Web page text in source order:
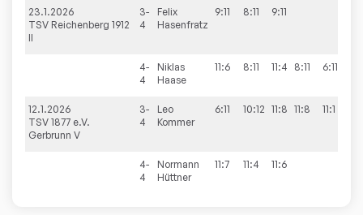
23.1.2026
TSV Reichenberg 1912
II
3-
4
Felix
Hasenfratz
9:11 8:11 9:11
4-
4
Niklas
Haase
11:6 8:11 11:4 8:11 6:11
12.1.2026
TSV 1877 e.V.
Gerbrunn V
3-
4
Leo
Kommer
6:11 10:12 11:8 11:8 11:1
4-
4
Normann
Hüttner
11:7 11:4 11:6